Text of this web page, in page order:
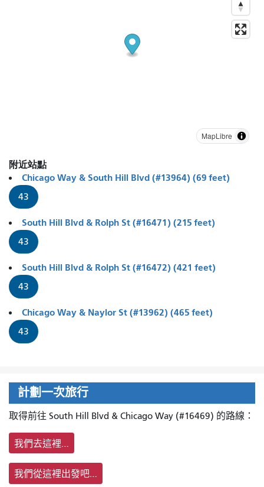
MapLibre
附近站點
Chicago Way & South Hill Blvd (#13964) (69 feet)
43
South Hill Blvd & Rolph St (#16471) (215 feet)
43
South Hill Blvd & Rolph St (#16472) (421 feet)
43
Chicago Way & Naylor St (#13962) (465 feet)
43
計劃一次旅行
取得前往 South Hill Blvd & Chicago Way (#16469) 的路線：
我們去這裡…
我們從這裡出發吧…